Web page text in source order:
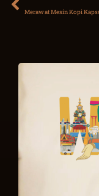
Merawat Mesin Kopi